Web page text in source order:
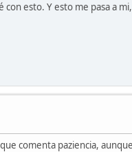
con esto. Y esto me pasa a
comenta paziencia,